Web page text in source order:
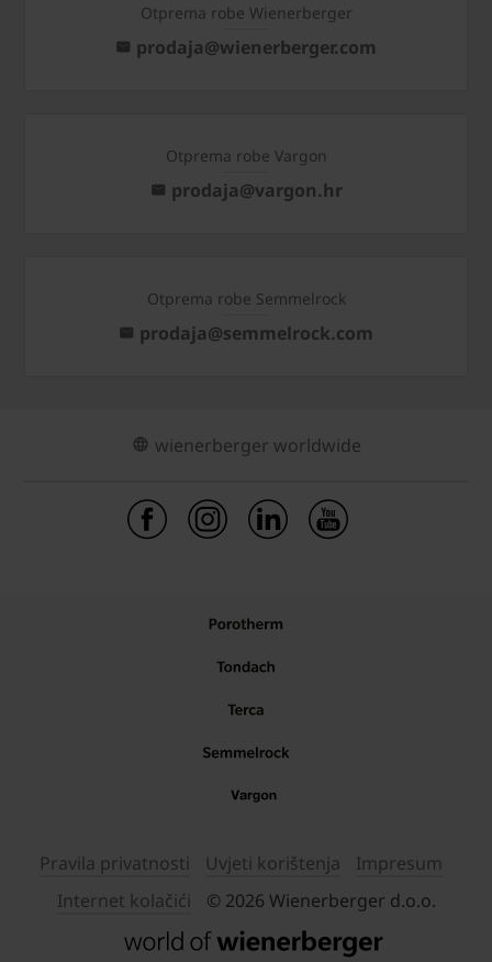
Otprema robe Wienerberger
prodaja@wienerberger.com
Otprema robe Vargon
prodaja@vargon.hr
Otprema robe Semmelrock
prodaja@semmelrock.com
wienerberger worldwide
Pravila privatnosti Uvjeti korištenja
Impresum
Internet kolačići
© 2026 Wienerberger d.o.o.